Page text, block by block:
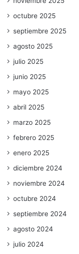
octubre 2025
septiembre 2025
agosto 2025
julio 2025
junio 2025
mayo 2025
abril 2025
marzo 2025
febrero 2025
enero 2025
diciembre 2024
noviembre 2024
octubre 2024
septiembre 2024
agosto 2024
julio 2024